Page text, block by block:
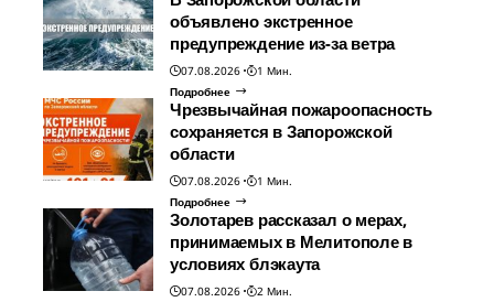
объявлено экстренное
предупреждение из-за ветра
07.08.2026
1 Мин.
Подробнее
Чрезвычайная пожароопасность
сохраняется в Запорожской
области
07.08.2026
1 Мин.
Подробнее
Золотарев рассказал о мерах,
принимаемых в Мелитополе в
условиях блэкаута
07.08.2026
2 Мин.